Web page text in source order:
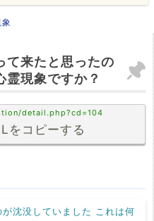
て来たと思ったの
霊現象ですか？
detail.php?cd=104
をコピーする
沈没していました これは何